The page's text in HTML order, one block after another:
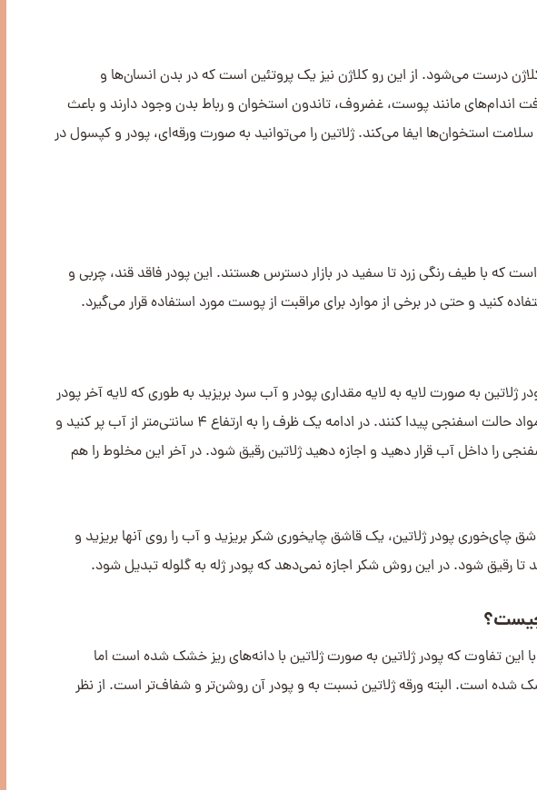
درست می‌شود. از این رو کلاژن نیز یک پروتئین است که در بدن انسان‌ها و
اندام‌های مانند پوست، غضروف، تاندون استخوان و رباط بدن وجود دارند و باعث
استخوان‌ها ایفا می‌کند. ژلاتین را می‌توانید به صورت ورقه‌ای، پودر و کپسول در
که با طیف رنگی زرد تا سفید در بازار دسترس هستند. این پودر فاقد قند، چربی و
کنید و حتی در برخی از موارد برای مراقبت از پوست مورد استفاده قرار می‌گیرد.
به صورت لایه به لایه مقداری پودر و آب سرد بریزید به طوری که لایه آخر پودر
مورد نظر باشد. پس از آن چند دقیقه صبر کنید تا مواد حالت اسفنجی پیدا کنند. در ادامه یک ظرف را به ارتفاع ۴ سانتی‌متر از آب پر کنید و
را داخل آب قرار دهید و اجازه دهید ژلاتین رقیق شود. در آخر این مخلوط را هم
چای‌خوری پودر ژلاتین، یک قاشق چایخوری شکر بریزید و آب را روی آنها بریزید و
تا رقیق شود. در این روش شکر اجازه نمی‌دهد که پودر ژله به گلوله تبدیل شود.
چیست؟
این تفاوت که پودر ژلاتین به صورت ژلاتین با دانه‌های ریز خشک شده است اما
شده است. البته ورقه ژلاتین نسبت به و پودر آن روشن‌تر و شفاف‌تر است. از نظر